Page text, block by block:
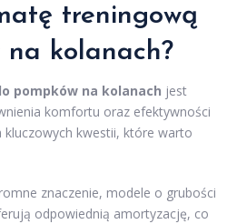
treningową
na kolanach?
pompków na kolanach jest
komfortu oraz efektywności
kluczowych kwestii, które warto
znaczenie, modele o grubości
odpowiednią amortyzację, co